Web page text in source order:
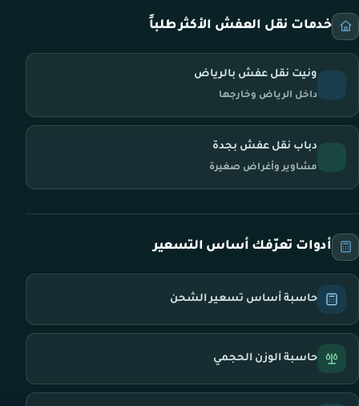
خدمات نقل العفش الأكثر طلباً
ونيت نقل عفش بالرياض
داخل الرياض وخارجها
دباب نقل عفش بجدة
مشاوير وأغراض صغيرة
أدوات تعرّفك أساس التسعير
حاسبة أساس تسعير الشحن
حاسبة الوزن الحجمي